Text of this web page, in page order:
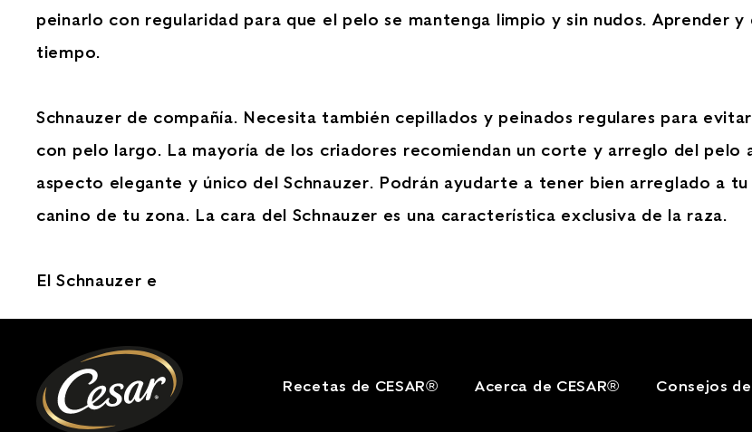
peinarlo con regularidad para que el pelo se mantenga limpio y sin nudos. Aprender
tiempo.
Schnauzer de compañía. Necesita también cepillados y peinados regulares para
con pelo largo. La mayoría de los criadores recomiendan un corte y arreglo del pelo
aspecto elegante y único del Schnauzer. Podrán ayudarte a tener bien arreglado a
canino de tu zona. La cara del Schnauzer es una característica exclusiva de la raza.
El Schnauzer e
Recetas de CESAR® Acerca de CESAR® Consejos